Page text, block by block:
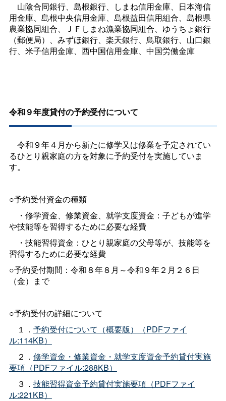
山陰合同銀行、島根銀行、しまね信用金庫、日本海信
用金庫、島根中央信用金庫、島根益田信用組合、島根県
農業協同組合、ＪＦしまね漁業協同組合、ゆうちょ銀行
（郵便局）、みずほ銀行、楽天銀行、鳥取銀行、山口銀
行、米子信用金庫、西中国信用金庫、中国労働金庫
令和９年度貸付の予約受付について
令和９年４月から新たに修学又は修業を予定されてい
るひとり親家庭の方を対象に予約受付を実施していま
す。
○予約受付資金の種類
・修学資金、修業資金、就学支度資金：子どもが進学
や技能等を習得するために必要な経費
・技能習得資金：ひとり親家庭の父母等が、技能等を
習得するために必要な経費
○予約受付期間：令和８年８月～令和９年２月２６日
（金）まで
○予約受付の詳細について
１． 予約受付について（概要版）（PDFファイ
ル:114KB）
２． 修学資金・修業資金・就学支度資金予約貸付実施
要項（PDFファイル:288KB）
３． 技能習得資金予約貸付実施要項（PDFファイ
ル:221KB）